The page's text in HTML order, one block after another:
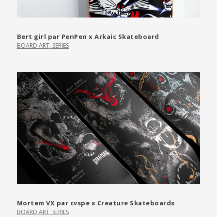
Bert girl par PenPen x Arkaic Skateboard
BOARD ART, SERIES
Mortem VX par cvspe x Creature Skateboards
BOARD ART, SERIES